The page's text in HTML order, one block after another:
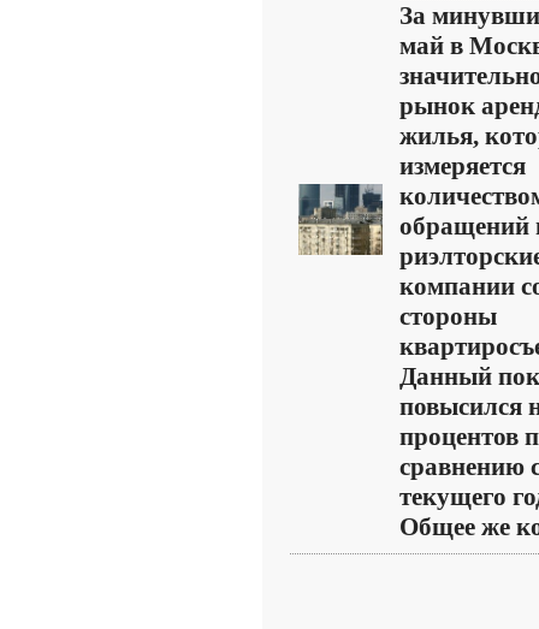
За
май в
рынок
жилья,
измеряется
обращений
компании
стороны
Данный
повысился
процентов
сравнению
текущего
Общее же